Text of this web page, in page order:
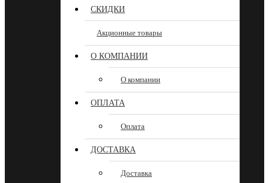
СКИДКИ
Акционные товары
О КОМПАНИИ
О компании
ОПЛАТА
Оплата
ДОСТАВКА
Доставка